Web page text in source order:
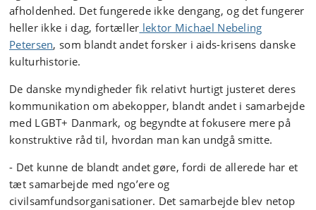
afholdenhed. Det fungerede ikke dengang, og det fungerer
heller ikke i dag, fortæller lektor Michael Nebeling
Petersen, som blandt andet forsker i aids-krisens danske
kulturhistorie.
De danske myndigheder fik relativt hurtigt justeret deres
kommunikation om abekopper, blandt andet i samarbejde
med LGBT+ Danmark, og begyndte at fokusere mere på
konstruktive råd til, hvordan man kan undgå smitte.
- Det kunne de blandt andet gøre, fordi de allerede har et
tæt samarbejde med ngo’ere og
civilsamfundsorganisationer. Det samarbejde blev netop